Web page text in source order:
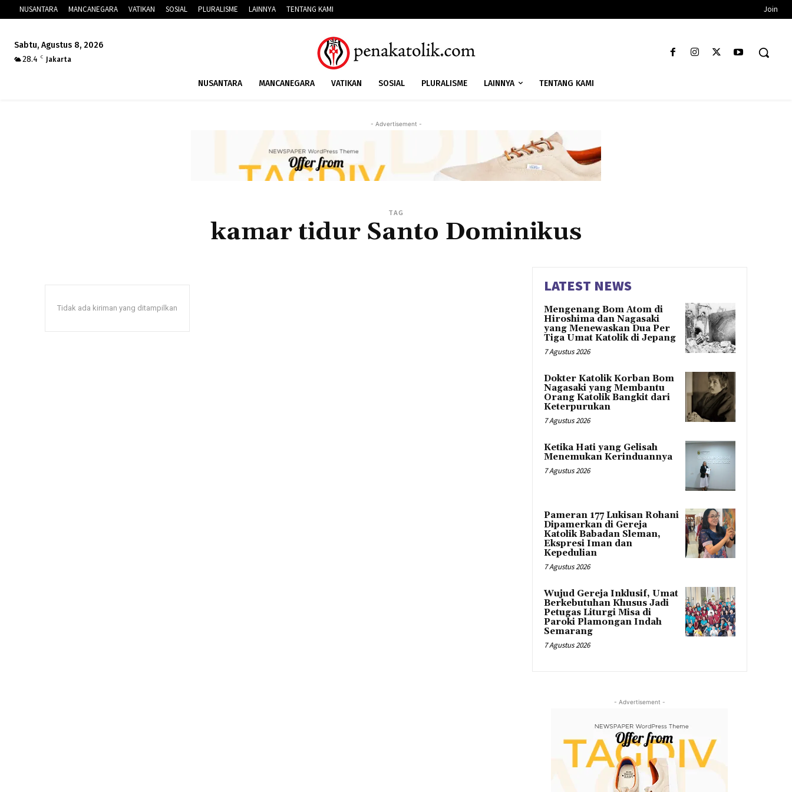
NUSANTARA MANCANEGARA VATIKAN SOSIAL PLURALISME LAINNYA TENTANG KAMI Join
Sabtu, Agustus 8, 2026
28.4
C Jakarta
NUSANTARA MANCANEGARA VATIKAN SOSIAL PLURALISME LAINNYA TENTANG KAMI
- Advertisement -
TAG
kamar tidur Santo Dominikus
Tidak ada kiriman yang ditampilkan
LATEST NEWS
Mengenang Bom Atom di
Hiroshima dan Nagasaki
yang Menewaskan Dua Per
Tiga Umat Katolik di Jepang
7 Agustus 2026
Dokter Katolik Korban Bom
Nagasaki yang Membantu
Orang Katolik Bangkit dari
Keterpurukan
7 Agustus 2026
Ketika Hati yang Gelisah
Menemukan Kerinduannya
7 Agustus 2026
Pameran 177 Lukisan Rohani
Dipamerkan di Gereja
Katolik Babadan Sleman,
Ekspresi Iman dan
Kepedulian
7 Agustus 2026
Wujud Gereja Inklusif, Umat
Berkebutuhan Khusus Jadi
Petugas Liturgi Misa di
Paroki Plamongan Indah
Semarang
7 Agustus 2026
- Advertisement -